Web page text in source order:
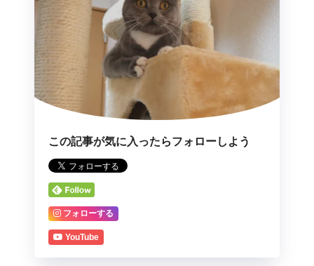
この記事が気に入ったらフォローしよう
フォローする
YouTube